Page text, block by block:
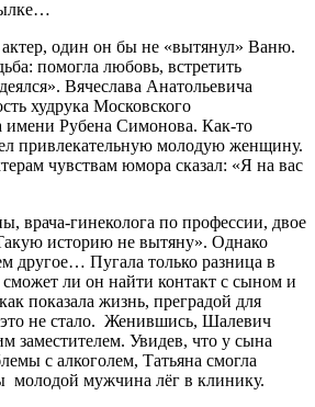
один он бы не «вытянул» Ваню.
помогла любовь, встретить
Вячеслава Анатольевича
худрука Московского
имени Рубена Симонова. Как-то
привлекательную молодую женщину.
чувствам юмора сказал: «Я на вас
врача-гинеколога по профессии, двое
историю не вытяну». Однако
другое… Пугала только разница в
сможет ли он найти контакт с сыном и
показала жизнь, преградой для
это не стало. Женившись, Шалевич
заместителем. Увидев, что у сына
с алкоголем, Татьяна смогла
молодой мужчина лёг в клинику.